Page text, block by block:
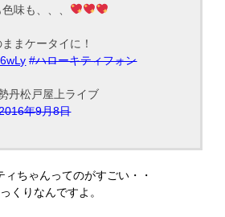
味も、、、
まケータイに！
#ハローキティフォン
丹松戸屋上ライブ
年9月8日
ちゃんってのがすごい・・
くりなんですよ。